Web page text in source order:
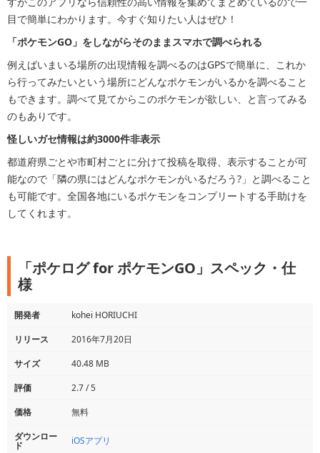
目で簡単にわかります。今すぐ知りたい人はぜひ！
「ポケモンGO」をしながらそのままスマホで調べられる
例えばいまいる場所の出現情報を調べるのはGPSで簡単に、これか
ら行ってみたいという場所にどんなポケモンがいるかを調べること
もできます。調べて見てからこのポケモンが欲しい、と言ってみる
のもありです。
怪しいガセ情報は約3000件非表示
都道府県ごとや市町村ごとに分けて投稿を取得、表示することが可
能なので「隣の県にはどんなポケモンがいるだろう?」と調べること
も可能です。全国各地にいるポケモンをコンプリートする手助けを
してくれます。
「ポケログ for ポケモンGO」スペック・仕
様
開発者
kohei HORIUCHI
リリース
2016年7月20日
サイズ
40.48 MB
評価
2.7 / 5
価格
無料
ダウンロー
ド iOSアプリ